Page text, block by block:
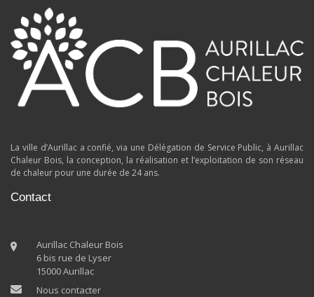
La ville d’Aurillac a confié, via une Délégation de Service Public, à Aurillac
Chaleur Bois, la conception, la réalisation et l’exploitation de son réseau
de chaleur pour une durée de 24 ans.
Contact
Aurillac Chaleur Bois
6 bis rue de Lyser
15000 Aurillac
Nous contacter